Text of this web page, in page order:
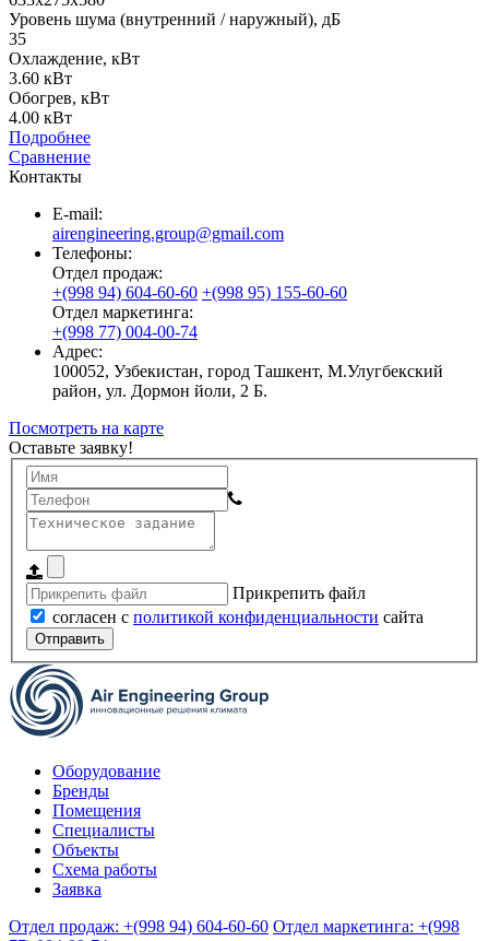
Уровень шума (внутренний / наружный), дБ
35
Охлаждение, кВт
3.60 кВт
Обогрев, кВт
4.00 кВт
Подробнее
Сравнение
Контакты
E-mail:
airengineering.group@gmail.com
Телефоны:
Отдел продаж:
+(998 94) 604-60-60 +(998 95) 155-60-60
Отдел маркетинга:
+(998 77) 004-00-74
Адрес:
100052, Узбекистан, город Ташкент, М.Улугбекский
район, ул. Дормон йоли, 2 Б.
Посмотреть на карте
Оставьте заявку!
Прикрепить файл
согласен с политикой конфиденциальности сайта
Отправить
Оборудование
Бренды
Помещения
Специалисты
Объекты
Схема работы
Заявка
Отдел продаж: +(998 94) 604-60-60 Отдел маркетинга: +(998